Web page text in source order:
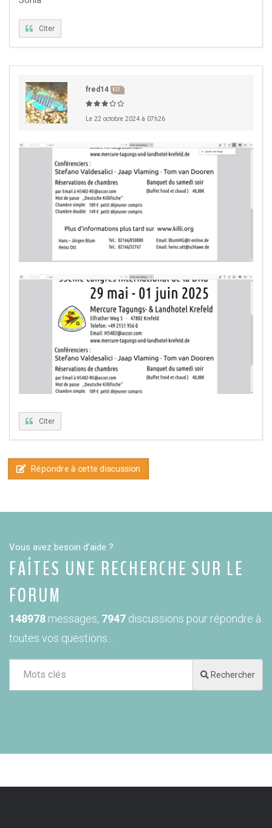
Citer
fred14 KCF
Le 22 octobre 2024 à 07h26
Citer
Répondre à cette discussion
Vous avez besoin d'aide ?
FAÎTES UNE RECHERCHE SUR LE
FORUM
148978 messages, 7947 discussions pour répondre à
toutes vos questions...
Rechercher